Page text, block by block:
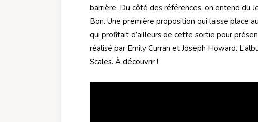
barrière. Du côté des références, on entend du
Bon. Une première proposition qui laisse place
qui profitait d’ailleurs de cette sortie pour
réalisé par Emily Curran et Joseph Howard.
Scales. À découvrir !